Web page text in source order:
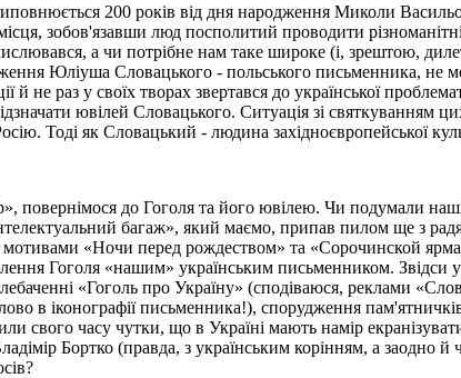
200 років від дня народження Миколи
зобов'язавши люд посполитий проводити
а чи потрібне нам таке широке (і, зрештою,
Юліуша Словацького - польського письменника,
й не раз у своїх творах звертався до української
ювілей Словацького. Ситуація зі святкуванням
Тоді як Словацький - людина західноєвропейської
до Гоголя та його ювілею. Чи подумали
багаж», який маємо, припав пилом ще з
«Ночи перед рождеством» та «Сорочинской
Гоголя «нашим» українським письменником. Звідси
«Гоголь про Україну» (сподіваюся, реклами
в іконографії письменника!), спорудження
свого часу чутки, що в Україні мають намір
Бортко (правда, з українським корінням, а заодно й